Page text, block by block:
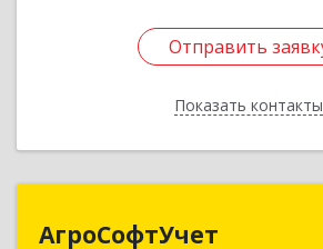
Отправить
Показать контакты
Отправить
Назад
АгроСофтУчет